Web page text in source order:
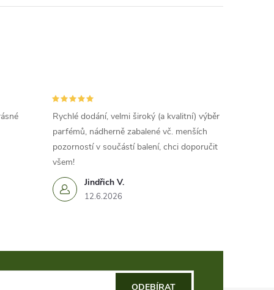
Jindřich V.
12.6.2026
Rychlé dodání, velmi široký (a kvalitní) výběr
parfémů, nádherně zabalené vč. menších
pozorností v součástí balení, chci doporučit
všem!
ODEBÍRAT